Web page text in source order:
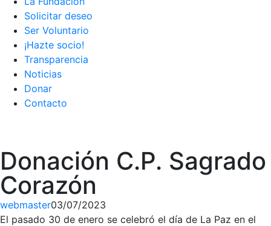
Solicitar deseo
Ser Voluntario
¡Hazte socio!
Transparencia
Noticias
Donar
Contacto
Donación C.P. Sagrado
Corazón
webmaster03/07/2023
El pasado 30 de enero se celebró el día de La Paz en el